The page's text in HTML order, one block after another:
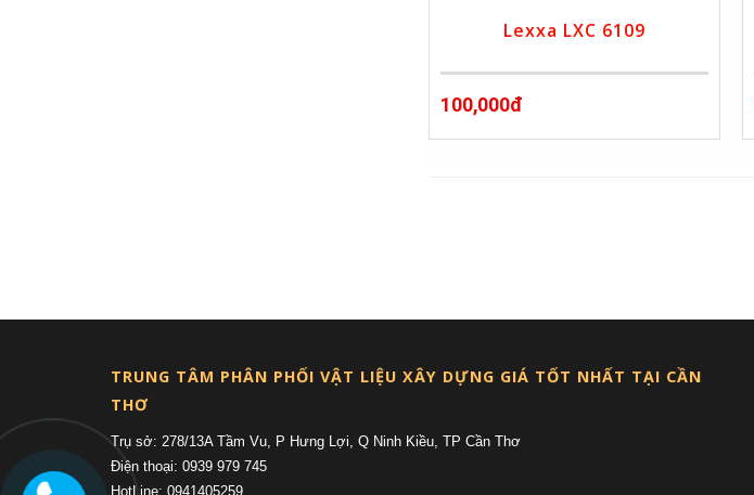
Lexxa LXC 6109
100,000đ
TRUNG TÂM PHÂN PHỐI VẬT LIỆU XÂY DỰNG GIÁ TỐT NHẤT TẠI CẦN
THƠ
Trụ sở: 278/13A Tầm Vu, P Hưng Lợi, Q Ninh Kiều, TP Cần Thơ
Điện thoại: 0939 979 745
HotLine: 0941405259